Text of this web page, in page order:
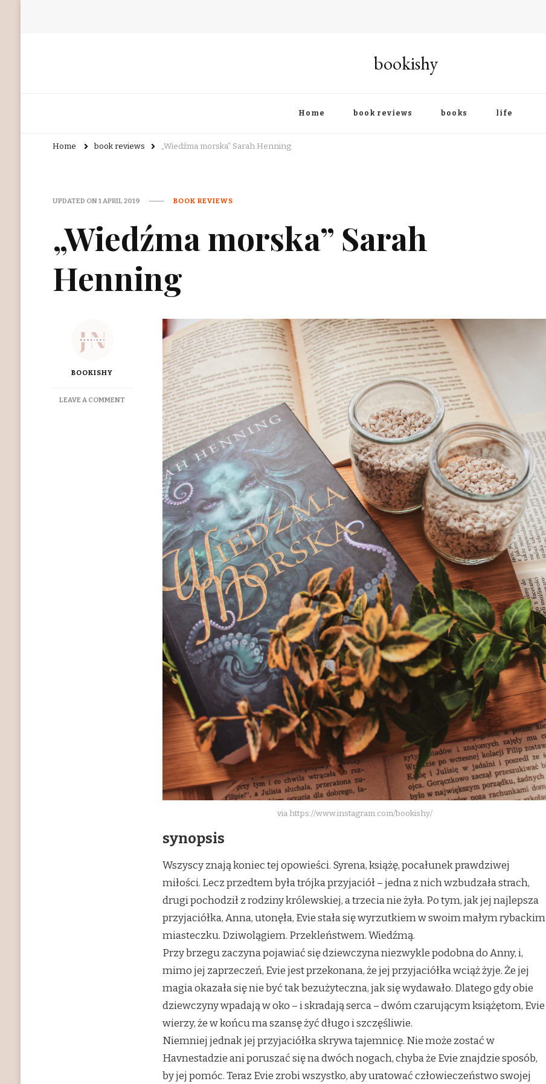
bookishy
Home book reviews books life
Home book reviews „Wiedźma morska” Sarah Henning
UPDATED ON1 APRIL 2019 BOOK REVIEWS
„Wiedźma morska” Sarah
Henning
BOOKISHY
LEAVE A COMMENT
via https://www.instagram.com/bookishy/
synopsis
Wszyscy znają koniec tej opowieści. Syrena, książę, pocałunek prawdziwej
miłości. Lecz przedtem była trójka przyjaciół – jedna z nich wzbudzała strach,
drugi pochodził z rodziny królewskiej, a trzecia nie żyła. Po tym, jak jej najlepsza
przyjaciółka, Anna, utonęła, Evie stała się wyrzutkiem w swoim małym rybackim
miasteczku. Dziwolągiem. Przekleństwem. Wiedźmą.
Przy brzegu zaczyna pojawiać się dziewczyna niezwykle podobna do Anny, i,
mimo jej zaprzeczeń, Evie jest przekonana, że jej przyjaciółka wciąż żyje. Że jej
magia okazała się nie być tak bezużyteczna, jak się wydawało. Dlatego gdy obie
dziewczyny wpadają w oko – i skradają serca – dwóm czarującym książętom, Evie
wierzy, że w końcu ma szansę żyć długo i szczęśliwie.
Niemniej jednak jej przyjaciółka skrywa tajemnicę. Nie może zostać w
Havnestadzie ani poruszać się na dwóch nogach, chyba że Evie znajdzie sposób,
by jej pomóc. Teraz Evie zrobi wszystko, aby uratować człowieczeństwo swojej